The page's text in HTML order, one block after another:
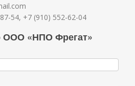
54, +7 (910) 552-62-04
ООО «НПО Фрегат»